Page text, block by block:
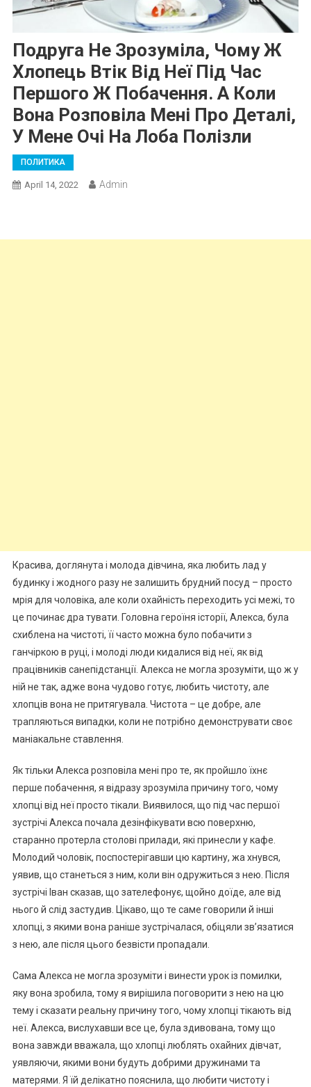
Подруга Не Зрозуміла, Чому Ж
Хлопець Втік Від Неї Під Час
Першого Ж Побачення. А Коли
Вона Розповіла Мені Про Деталі,
У Мене Очі На Лоба Полізли
ПОЛИТИКА
April 14, 2022 Admin
Красива, доглянута і молода дівчина, яка любить лад у
будинку і жодного разу не залишить брудний посуд – просто
мрія для чоловіка, але коли охайність переходить усі межі, то
це починає дра тувати. Головна героїня історії, Алекса, була
схиблена на чистоті, її часто можна було побачити з
ганчіркою в руці, і молоді люди кидалися від неї, як від
працівників санепідстанції. Алекса не могла зрозуміти, що ж у
ній не так, адже вона чудово готує, любить чистоту, але
хлопців вона не притягувала. Чистота – це добре, але
трапляються випадки, коли не потрібно демонструвати своє
маніакальне ставлення.
Як тільки Алекса розповіла мені про те, як пройшло їхнє
перше побачення, я відразу зрозуміла причину того, чому
хлопці від неї просто тікали. Виявилося, що під час першої
зустрічі Алекса почала дезінфікувати всю поверхню,
старанно протерла столові прилади, які принесли у кафе.
Молодий чоловік, поспостерігавши цю картину, жа хнувся,
уявив, що станеться з ним, коли він одружиться з нею. Після
зустрічі Іван сказав, що зателефонує, щойно доїде, але від
нього й слід застудив. Цікаво, що те саме говорили й інші
хлопці, з якими вона раніше зустрічалася, обіцяли зв’язатися
з нею, але після цього безвісти пропадали.
Сама Алекса не могла зрозуміти і винести урок із помилки,
яку вона зробила, тому я вирішила поговорити з нею на цю
тему і сказати реальну причину того, чому хлопці тікають від
неї. Алекса, вислухавши все це, була здивована, тому що
вона завжди вважала, що хлопці люблять охайних дівчат,
уявляючи, якими вони будуть добрими дружинами та
матерями. Я їй делікатно пояснила, що любити чистоту і